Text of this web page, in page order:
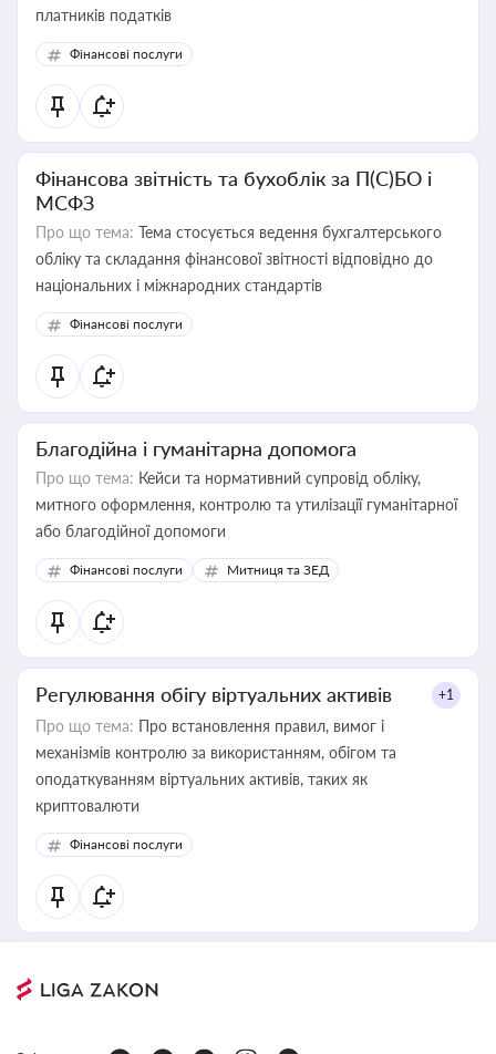
платників податків
Фінансові послуги
Фінансова звітність та бухоблік за П(С)БО і
МСФЗ
Про що тема: Тема стосується ведення бухгалтерського
обліку та складання фінансової звітності відповідно до
національних і міжнародних стандартів
Фінансові послуги
Благодійна і гуманітарна допомога
Про що тема: Кейси та нормативний супровід обліку,
митного оформлення, контролю та утилізації гуманітарної
або благодійної допомоги
Фінансові послуги Митниця та ЗЕД
Регулювання обігу віртуальних активів +1
Про що тема: Про встановлення правил, вимог і
механізмів контролю за використанням, обігом та
оподаткуванням віртуальних активів, таких як
криптовалюти
Фінансові послуги